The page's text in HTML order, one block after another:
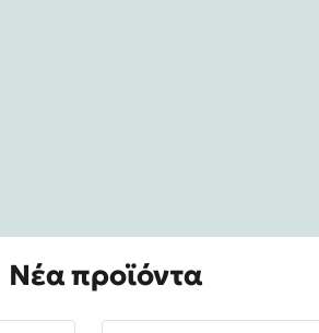
Νέα προϊόντα